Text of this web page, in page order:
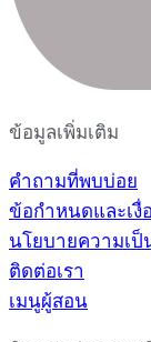
ข้อมูลเพิ่มเติม
คำถามที่พบบ่อย
ข้อกำหนดและเงื่
นโยบายความเ
ติดต่อเรา
เมนูผู้สอน